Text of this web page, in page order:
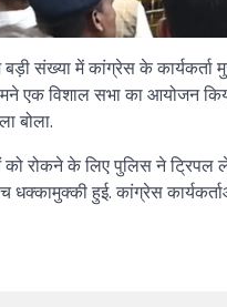
संख्या में कांग्रेस के कार्यकर्ता
एक विशाल सभा का आयोजन
बोला.
रोकने के लिए पुलिस ने ट्रिपल
हुई. कांग्रेस